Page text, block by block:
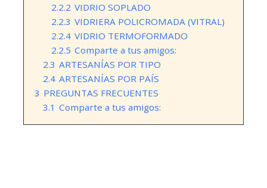
2.2.2 VIDRIO SOPLADO
2.2.3 VIDRIERA POLICROMADA (VITRAL)
2.2.4 VIDRIO TERMOFORMADO
2.2.5 Comparte a tus amigos:
2.3 ARTESANÍAS POR TIPO
2.4 ARTESANÍAS POR PAÍS
3 PREGUNTAS FRECUENTES
3.1 Comparte a tus amigos: